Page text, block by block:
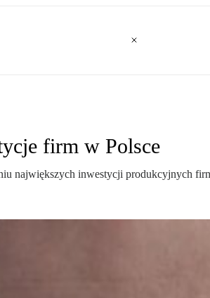
firm w Polsce
największych inwestycji produkcyjnych